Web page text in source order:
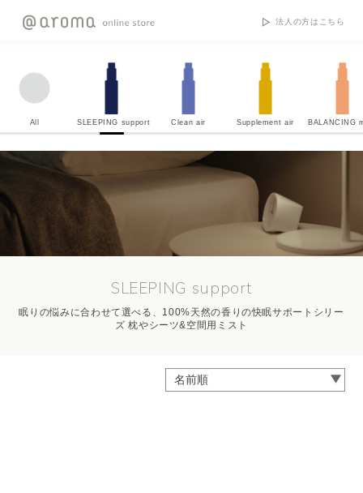
法人の方はこちら
All SLEEPING support Clean air Supplement air BALANCING
SLEEPING support
眠りの悩みに合わせて選べる、100%天然の香りの快眠サポートシリー
ズ 枕やシーツ&空間用ミスト